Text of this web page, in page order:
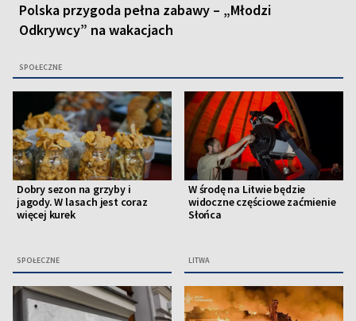
Polska przygoda pełna zabawy – „Młodzi
Odkrywcy” na wakacjach
SPOŁECZNE
Dobry sezon na grzyby i
jagody. W lasach jest coraz
więcej kurek
SPOŁECZNE
W środę na Litwie będzie
widoczne częściowe zaćmienie
Słońca
LITWA